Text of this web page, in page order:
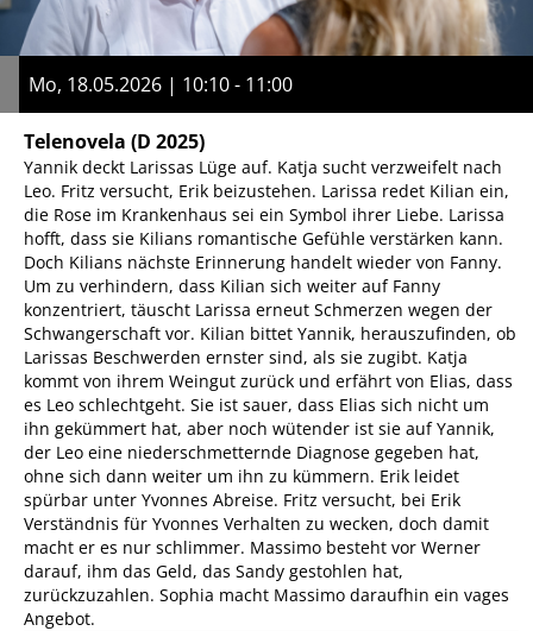
Mo, 18.05.2026 | 10:10 - 11:00
Telenovela (D 2025)
Yannik deckt Larissas Lüge auf. Katja sucht verzweifelt nach
Leo. Fritz versucht, Erik beizustehen. Larissa redet Kilian ein,
die Rose im Krankenhaus sei ein Symbol ihrer Liebe. Larissa
hofft, dass sie Kilians romantische Gefühle verstärken kann.
Doch Kilians nächste Erinnerung handelt wieder von Fanny.
Um zu verhindern, dass Kilian sich weiter auf Fanny
konzentriert, täuscht Larissa erneut Schmerzen wegen der
Schwangerschaft vor. Kilian bittet Yannik, herauszufinden, ob
Larissas Beschwerden ernster sind, als sie zugibt. Katja
kommt von ihrem Weingut zurück und erfährt von Elias, dass
es Leo schlechtgeht. Sie ist sauer, dass Elias sich nicht um
ihn gekümmert hat, aber noch wütender ist sie auf Yannik,
der Leo eine niederschmetternde Diagnose gegeben hat,
ohne sich dann weiter um ihn zu kümmern. Erik leidet
spürbar unter Yvonnes Abreise. Fritz versucht, bei Erik
Verständnis für Yvonnes Verhalten zu wecken, doch damit
macht er es nur schlimmer. Massimo besteht vor Werner
darauf, ihm das Geld, das Sandy gestohlen hat,
zurückzuzahlen. Sophia macht Massimo daraufhin ein vages
Angebot.